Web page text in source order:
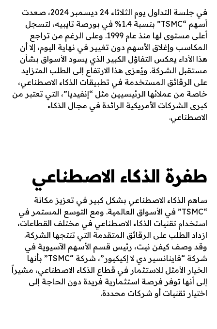
في جلسة التداول يوم الثلاثاء 24 ديسمبر 2024، صعدت
أسهم “TSMC” بنسبة 1.4% في بورصة تايبيه، لتسجل
أعلى مستوى لها منذ عام 1999. وعلى الرغم من تراجع
المكاسب وإغلاق الأسهم دون تغيير في نهاية اليوم، إلا أن
هذا الأداء يعكس التفاؤل الكبير الذي يسود الأسواق بشأن
مستقبل الشركة. ويُعزى هذا الارتفاع إلى الطلب المتزايد
على الرقائق المستخدمة في تطبيقات الذكاء الاصطناعي،
خاصة من عملائها الرئيسيين مثل “إنفيديا”، التي تعتبر من
كبرى الشركات الأمريكية الرائدة في مجال الذكاء
الاصطناعي.
طفرة الذكاء الاصطناعي
ساهم الذكاء الاصطناعي بشكل كبير في تعزيز مكانة
“TSMC” في الأسواق العالمية. ومع التوسع المستمر في
استخدام تقنيات الذكاء الاصطناعي في مختلف القطاعات،
ازداد الطلب على الرقائق المتقدمة التي تنتجها الشركة.
وقد وصف كيفن نيت، رئيس قسم الأسهم الآسيوية في
شركة “فاينانسير دي لا إكيكيور”، شركة “TSMC” بأنها
الخيار الأمثل للاستثمار في قطاع الذكاء الاصطناعي، مشيراً
إلى أنها توفر فرصة استثمارية فريدة دون الحاجة إلى
اختيار تقنيات أو شركات محددة.